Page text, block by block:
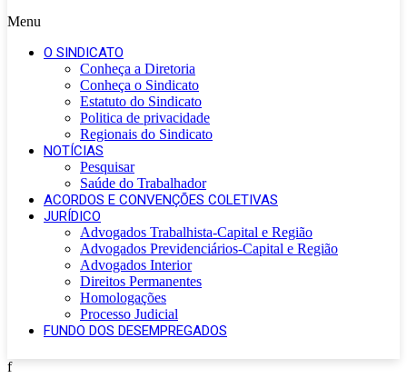
Menu
O SINDICATO
Conheça a Diretoria
Conheça o Sindicato
Estatuto do Sindicato
Politica de privacidade
Regionais do Sindicato
NOTÍCIAS
Pesquisar
Saúde do Trabalhador
ACORDOS E CONVENÇÕES COLETIVAS
JURÍDICO
Advogados Trabalhista-Capital e Região
Advogados Previdenciários-Capital e Região
Advogados Interior
Direitos Permanentes
Homologações
Processo Judicial
FUNDO DOS DESEMPREGADOS
f